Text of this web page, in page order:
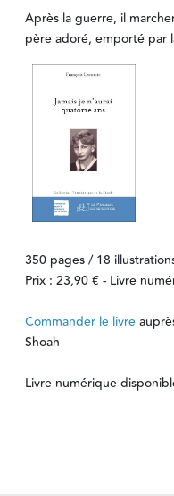
Après la guerre, il
père adoré, emporté par
350 pages / 18
Prix : 23,90 € - Livre
Commander le livre
Shoah
Livre numérique